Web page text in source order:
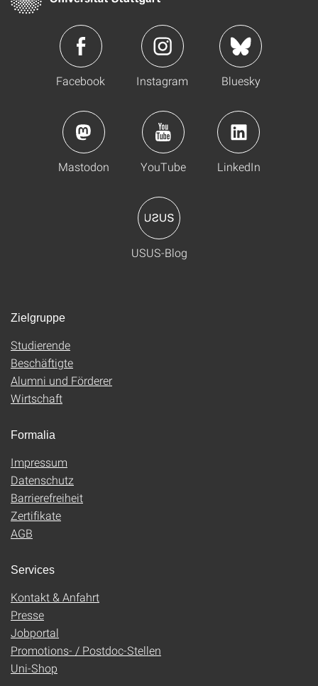
Facebook Instagram Bluesky
Mastodon YouTube LinkedIn
USUS-Blog
Zielgruppe
Studierende
Beschäftigte
Alumni und Förderer
Wirtschaft
Formalia
Impressum
Datenschutz
Barrierefreiheit
Zertifikate
AGB
Services
Kontakt & Anfahrt
Presse
Jobportal
Promotions- / Postdoc-Stellen
Uni-Shop